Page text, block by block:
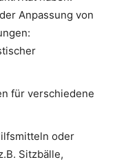
Anpassung von
für verschiedene
oder
Sitzbälle,